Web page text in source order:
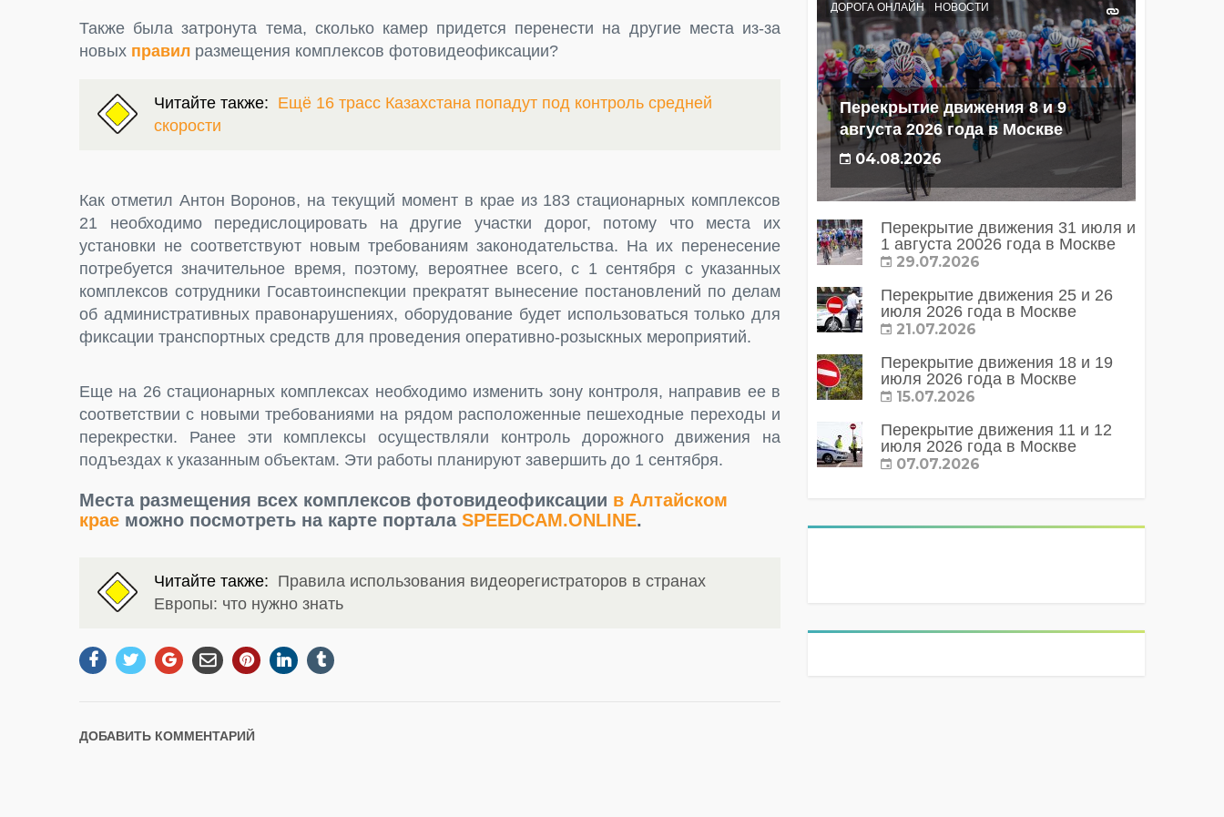
Также была затронута тема, сколько камер придется перенести на другие места из-за
новых правил размещения комплексов фотовидеофиксации?
Читайте также: Ещё 16 трасс Казахстана попадут под контроль средней
скорости
Как отметил Антон Воронов, на текущий момент в крае из 183 стационарных комплексов
21 необходимо передислоцировать на другие участки дорог, потому что места их
установки не соответствуют новым требованиям законодательства. На их перенесение
потребуется значительное время, поэтому, вероятнее всего, с 1 сентября с указанных
комплексов сотрудники Госавтоинспекции прекратят вынесение постановлений по делам
об административных правонарушениях, оборудование будет использоваться только для
фиксации транспортных средств для проведения оперативно-розыскных мероприятий.
Еще на 26 стационарных комплексах необходимо изменить зону контроля, направив ее в
соответствии с новыми требованиями на рядом расположенные пешеходные переходы и
перекрестки. Ранее эти комплексы осуществляли контроль дорожного движения на
подъездах к указанным объектам. Эти работы планируют завершить до 1 сентября.
Места размещения всех комплексов фотовидеофиксации в Алтайском
крае можно посмотреть на карте портала SPEEDCAM.ONLINE.
Читайте также: Правила использования видеорегистраторов в странах
Европы: что нужно знать
ДОБАВИТЬ КОММЕНТАРИЙ
ДОРОГА ОНЛАЙН НОВОСТИ
Перекрытие движения 8 и 9
августа 2026 года в Москве
04.08.2026
Перекрытие движения 31 июля и
1 августа 20026 года в Москве
29.07.2026
Перекрытие движения 25 и 26
июля 2026 года в Москве
21.07.2026
Перекрытие движения 18 и 19
июля 2026 года в Москве
15.07.2026
Перекрытие движения 11 и 12
июля 2026 года в Москве
07.07.2026